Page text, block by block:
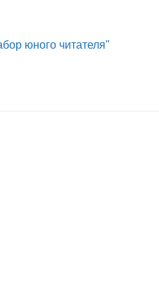
юного читателя"